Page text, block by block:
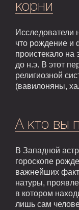
корни
Исследователи
что рождение и
проистекало на
до н.э. В этот
религиозной
(вавилоняны,
А кто вы
В Западной
гороскопе
важнейших
натуры,
в котором
лишь сам